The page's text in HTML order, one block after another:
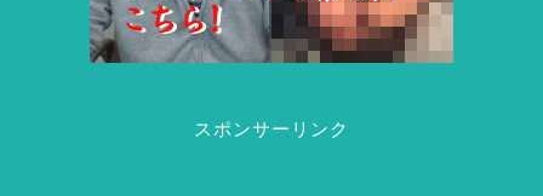
スポンサーリンク